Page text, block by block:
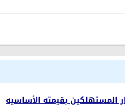
المستهلكين بقيمته الأساسيه